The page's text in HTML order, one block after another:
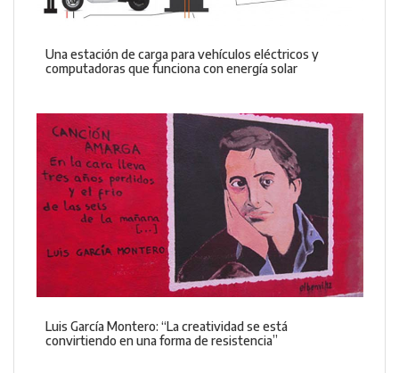
Una estación de carga para vehículos eléctricos y
computadoras que funciona con energía solar
Luis García Montero: “La creatividad se está
convirtiendo en una forma de resistencia”